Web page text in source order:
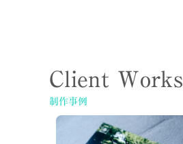
Client Works
制作事例